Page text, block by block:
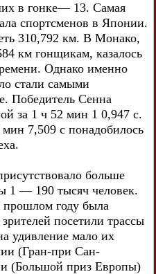
в гонке— 13. Самая
спортсменов в Японии.
310,792 км. В Монако,
км гонщикам, казалось
Однако именно
стали самыми
Победитель Сенна
за 1 ч 52 мин 1 0,947 с.
7,509 с понадобилось
больше
1 — 190 тысяч человек.
году была
посетили трассы
удивление мало их
(Гран-при Сан-
(Большой приз Европы)